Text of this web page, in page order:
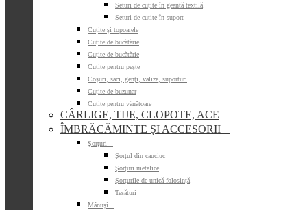
Seturi de cuțite în geantă textilă
Seturi de cuțite în suport
Cuțite și topoarele
Cuțite de bucătărie
Cuțite de bucătărie
Cuțite pentru pește
Coșuri, saci, genți, valize, suporturi
Cuțite de buzunar
Cuțite pentru vânătoare
CÂRLIGE, TIJE, CLOPOTE, ACE
ÎMBRĂCĂMINTE ȘI ACCESORII
Şorţuri
Șorțul din cauciuc
Șorțuri metalice
Șorțurile de unică folosință
Tesături
Mănuși